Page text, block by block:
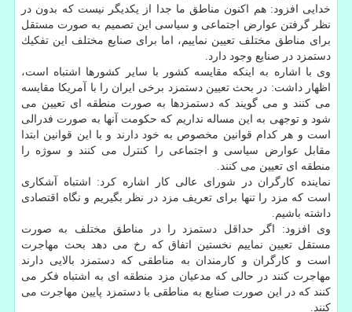
خدایی افزود: هم اكنون مناطق ما جدا از یكدیگر نیست كه بدون در
نظر گرفتن عوارض اجتماعی و سیاسی این تصمیم به صورت مستقل
برای مناطق مختلف تعیین نماییم، اما برای صنایع مختلف این تفكیك
دستمزد در صنایع وجود دارد.
وی با اشاره به اینكه مقایسه كشور با سایر كشورها اشتباه است،
اظهار داشت: در بحث تعیین دستمزد برخی ایران را با آمریكا مقایسه
می كنند و می گویند كه دستمزدها به صورت منطقه ای تعیین می
شود و توجهی به این مساله نداریم كه حكومت آنها به صورت فدرالی
است و هر كدام قوانین مخصوص به خود دارند و با این قوانین ابتدا
مقابل عوارض سیاسی و اجتماعی را كنترل می كنند و سوژه را
منطقه ای تعیین می كنند.
نماینده كارگران در شورای عالی كار اشاره كرد: اشتباه آشكاری
است كه مزد را تنها برای تعریف مزد در نظر بگیریم و نگاه اقتصادی
داشته باشیم.
وی افزود: اگر حداقل دستمزد را در مناطق مختلف به صورت
مستقل تعیین نماییم نخستین اتفاق كه رخ می دهد بحث مهاجرت
است و كارگران و كارمندان به مناطقی كه دستمزد بالایی دارند
مهاجرت كنند در حالی كه مدعیان مزد منطقه ای به اشتباه فكر می
كنند كه در این صورت صنایع به مناطقی با دستمزد پایین مهاجرت می
كنند.